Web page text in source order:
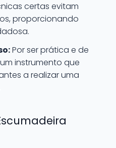
certas evitam
proporcionando
Por ser prática e de
instrumento que
a realizar uma